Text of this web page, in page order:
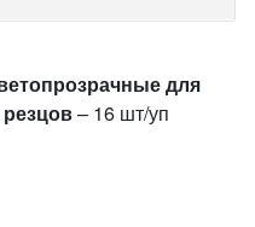
для
– 16 шт/уп